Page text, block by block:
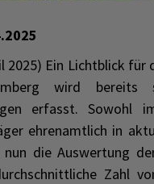
2025) Ein Lichtblick
wird bereits
erfasst.
ehrenamtlich in
nun die Auswertung
Zahl